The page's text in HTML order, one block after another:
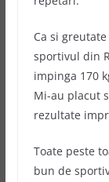
Ca si
sportivul din
impinga 170
Mi-au placut
rezultate
Toate peste
bun de